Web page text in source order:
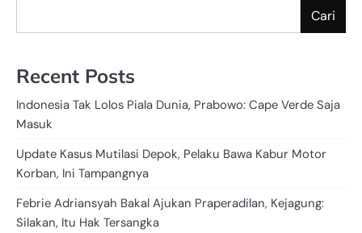
Cari
Recent Posts
Indonesia Tak Lolos Piala Dunia, Prabowo: Cape Verde Saja
Masuk
Update Kasus Mutilasi Depok, Pelaku Bawa Kabur Motor
Korban, Ini Tampangnya
Febrie Adriansyah Bakal Ajukan Praperadilan, Kejagung:
Silakan, Itu Hak Tersangka